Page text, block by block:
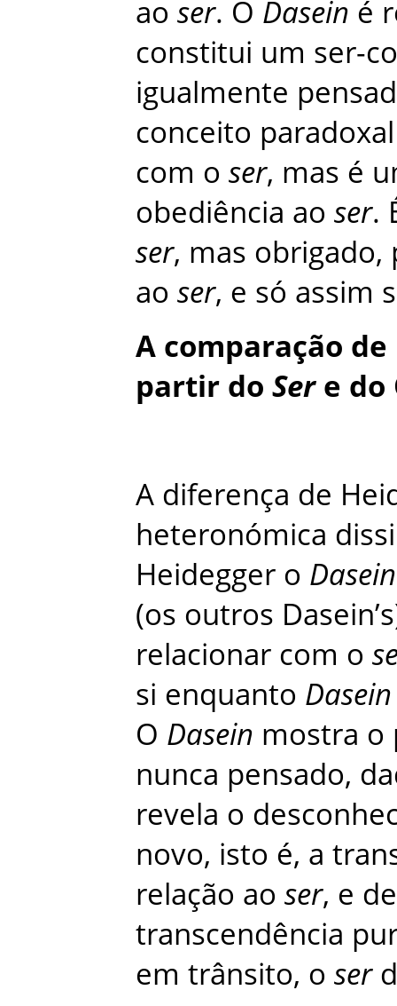
ao ser. O Dasein é
constitui um ser-
igualmente
conceito paradoxal
com o ser, mas é
obediência ao ser.
ser, mas obrigado,
ao ser, e só assim
A comparação de
partir do Ser e do
A diferença de
heteronómica
Heidegger o Dasein
(os outros Dasein’s
relacionar com o
si enquanto Dasein
O Dasein mostra o
nunca pensado,
revela o
novo, isto é, a
relação ao ser, e
transcendência
em trânsito, o ser